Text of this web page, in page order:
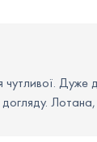
чутливої.
догляду.